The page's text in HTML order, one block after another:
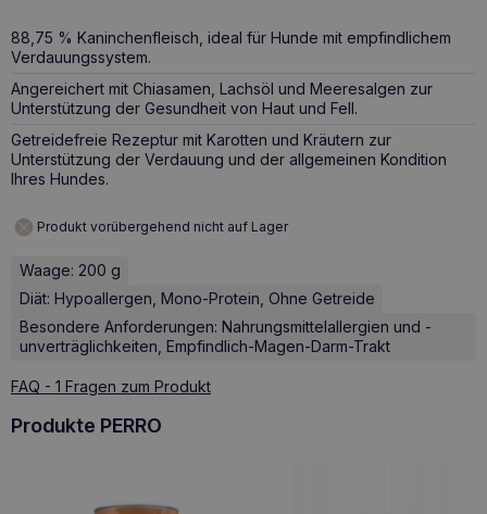
88,75 % Kaninchenfleisch, ideal für Hunde mit empfindlichem
Verdauungssystem.
Angereichert mit Chiasamen, Lachsöl und Meeresalgen zur
Unterstützung der Gesundheit von Haut und Fell.
Getreidefreie Rezeptur mit Karotten und Kräutern zur
Unterstützung der Verdauung und der allgemeinen Kondition
Ihres Hundes.
Produkt vorübergehend nicht auf Lager
Waage: 200 g
Diät: Hypoallergen, Mono-Protein, Ohne Getreide
Besondere Anforderungen: Nahrungsmittelallergien und -
unverträglichkeiten, Empfindlich-Magen-Darm-Trakt
FAQ - 1 Fragen zum Produkt
Produkte PERRO